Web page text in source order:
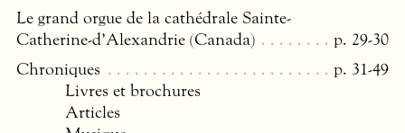
Le grand orgue de la cathédrale Sainte-
Catherine-d’Alexandrie (Canada)
p. 29-30
Chroniques
p. 31-49
Livres et brochures
Articles